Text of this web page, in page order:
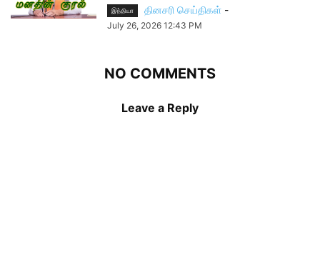
இந்தியா தினசரி செய்திகள் -
July 26, 2026 12:43 PM
NO COMMENTS
Leave a Reply